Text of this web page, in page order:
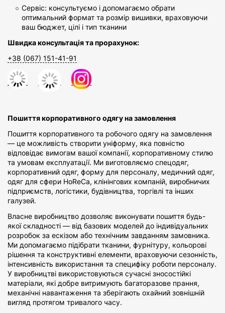
Сервіс: консультуємо і допомагаємо обрати
оптимальний формат та розмір вишивки, враховуючи
ваш бюджет, цілі і тип тканини
Швидка консультація та прорахунок:
+38 (067) 151-41-91
Пошиття корпоративного одягу на замовлення
Пошиття корпоративного та робочого одягу на замовлення
— це можливість створити уніформу, яка повністю
відповідає вимогам вашої компанії, корпоративному стилю
та умовам експлуатації. Ми виготовляємо спецодяг,
корпоративний одяг, форму для персоналу, медичний одяг,
одяг для сфери HoReCa, клінінгових компаній, виробничих
підприємств, логістики, будівництва, торгівлі та інших
галузей.
Власне виробництво дозволяє виконувати пошиття будь-
якої складності — від базових моделей до індивідуальних
розробок за ескізом або технічним завданням замовника.
Ми допомагаємо підібрати тканини, фурнітуру, кольорові
рішення та конструктивні елементи, враховуючи сезонність,
інтенсивність використання та специфіку роботи персоналу.
У виробництві використовуються сучасні зносостійкі
матеріали, які добре витримують багаторазове прання,
механічні навантаження та зберігають охайний зовнішній
вигляд протягом тривалого часу.